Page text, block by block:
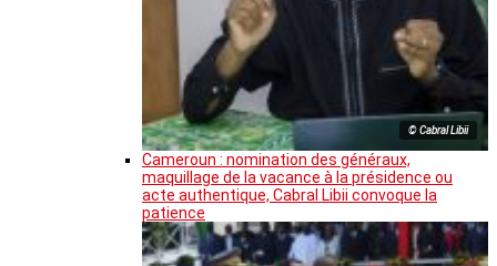
© Cabral Libii
Cameroun : nomination des généraux,
maquillage de la vacance à la présidence ou
acte authentique, Cabral Libii convoque la
patience